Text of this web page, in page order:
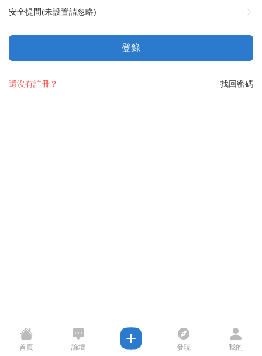
安全提問(未設置請忽略)
登錄
找回密碼
還沒有註冊？
首頁 論壇 發現 我的